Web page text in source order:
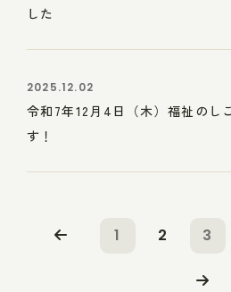
した
2025.12.02
令和7年12月4日（木）福祉のし
す！
1 2 3